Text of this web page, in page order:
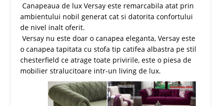
Canapeaua de lux Versay este remarcabila atat prin
ambientului nobil generat cat si datorita confortului
de nivel inalt oferit.
Versay nu este doar o canapea eleganta, Versay este
o canapea tapitata cu stofa tip catifea albastra pe stil
chesterfield ce atrage toate privirile, este o piesa de
mobilier stralucitoare intr-un living de lux.